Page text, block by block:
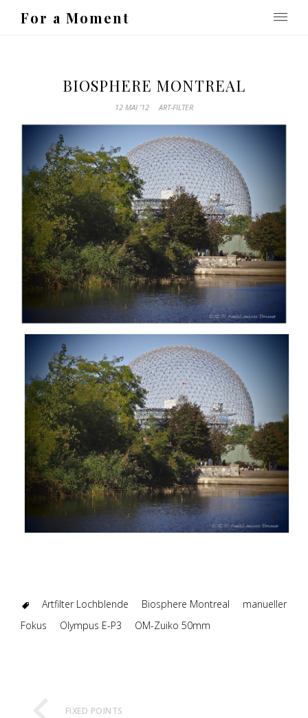
For a Moment
BIOSPHERE MONTREAL
12 MAI ’12 ART-FILTER
Artfilter Lochblende Biosphere Montreal
manueller
Fokus
Olympus E-P3 OM-Zuiko 50mm
FIXED POINTS